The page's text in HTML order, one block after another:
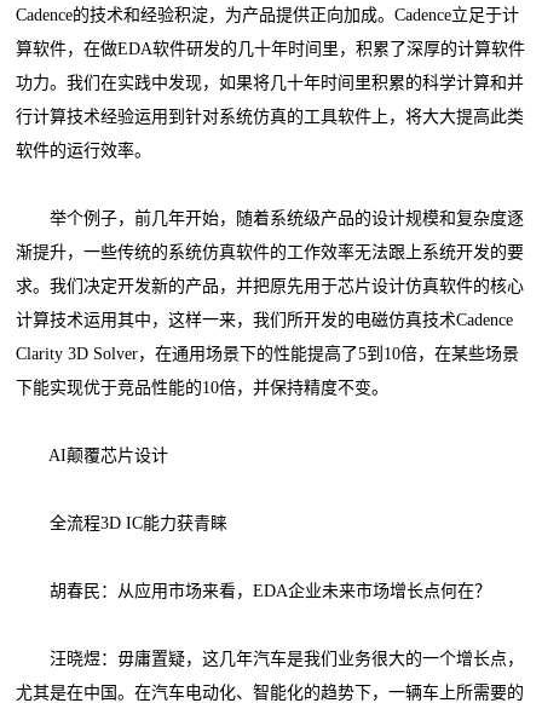
Cadence的技术和经验积淀，为产品提供正向加成。Cadence立足于计
算软件，在做EDA软件研发的几十年时间里，积累了深厚的计算软件
功力。我们在实践中发现，如果将几十年时间里积累的科学计算和并
行计算技术经验运用到针对系统仿真的工具软件上，将大大提高此类
软件的运行效率。
举个例子，前几年开始，随着系统级产品的设计规模和复杂度逐
渐提升，一些传统的系统仿真软件的工作效率无法跟上系统开发的要
求。我们决定开发新的产品，并把原先用于芯片设计仿真软件的核心
计算技术运用其中，这样一来，我们所开发的电磁仿真技术Cadence
Clarity 3D Solver，在通用场景下的性能提高了5到10倍，在某些场景
下能实现优于竞品性能的10倍，并保持精度不变。
AI颠覆芯片设计
全流程3D IC能力获青睐
胡春民：从应用市场来看，EDA企业未来市场增长点何在？
汪晓煜：毋庸置疑，这几年汽车是我们业务很大的一个增长点，
尤其是在中国。在汽车电动化、智能化的趋势下，一辆车上所需要的